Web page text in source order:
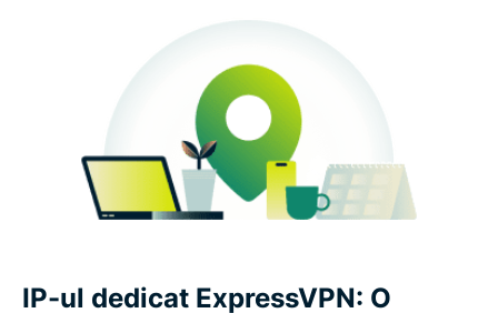
IP-ul dedicat ExpressVPN: O